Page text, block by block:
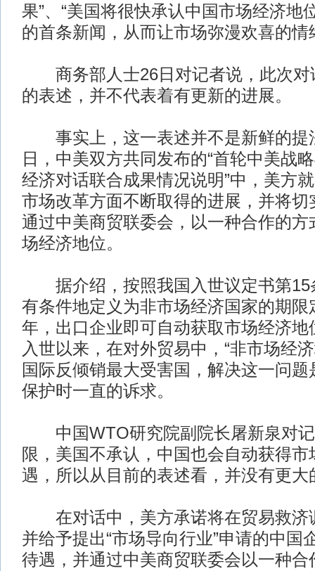
果”、“美国将很快承认中国市场经济地
的首条新闻，从而让市场弥漫欢喜的情
商务部人士26日对记者说，此次对
的表述，并不代表着有更新的进展。
事实上，这一表述并不是新鲜的提
日，中美双方共同发布的“首轮中美战
经济对话联合成果情况说明”中，美方
市场改革方面不断取得的进展，并将切
通过中美商贸联委会，以一种合作的方
场经济地位。
据介绍，按照我国入世议定书第15
有条件地定义为非市场经济国家的期限
年，出口企业即可自动获取市场经济地
入世以来，在对外贸易中，“非市场经
国际反倾销最大受害国，解决这一问
保护时一直的诉求。
中国WTO研究院副院长屠新泉对记
限，美国不承认，中国也会自动获得市
遇，所以从目前的表述看，并没有更大
在对话中，美方承诺将在贸易救济
并给予提出“市场导向行业”申请的中国
待遇，并通过中美商贸联委会以一种合